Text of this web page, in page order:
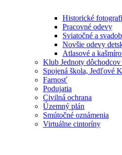
Historické
Pracovné odevy
Sviatočné a
Novšie odevy
Atlasové a
Klub Jednoty dôchodcov
Spojená škola, Jedľové
Farnosť
Podujatia
Civilná ochrana
Územný plán
Smútočné oznámenia
Virtuálne cintoríny